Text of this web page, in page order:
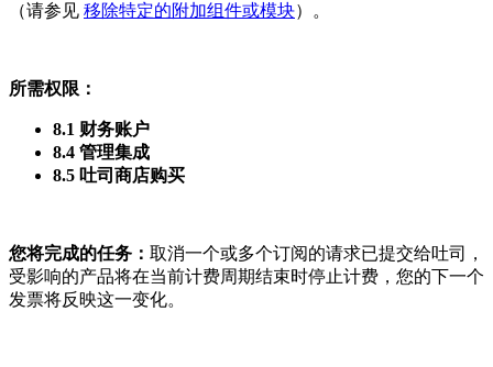
（请参见 移除特定的附加组件或模块）。
所需权限：
8.1 财务账户
8.4 管理集成
8.5 吐司商店购买
您将完成的任务： 取消一个或多个订阅的请求已提交给吐司，
受影响的产品将在当前计费周期结束时停止计费，您的下一个
发票将反映这一变化。